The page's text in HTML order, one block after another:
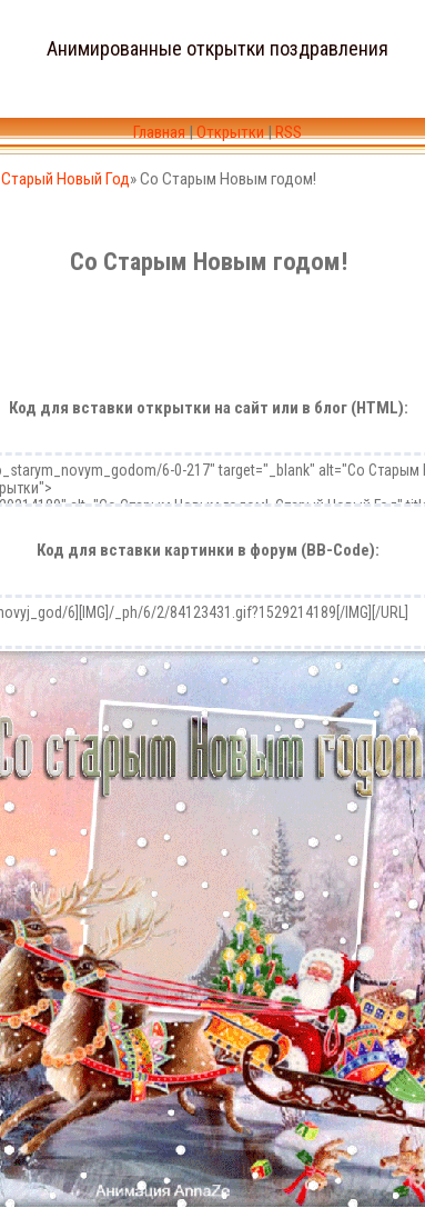
Анимированные открытки поздравления
Главная|Открытки|RSS
Старый Новый Год» Со Старым Новым годом!
Со Старым Новым годом!
Код для вставки открытки на сайт или в блог (HTML):
Код для вставки картинки в форум (BB-Code):